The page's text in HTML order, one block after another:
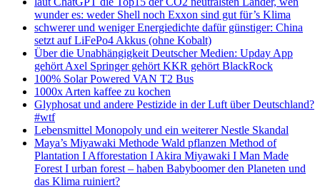
wunder es: weder Shell noch Exxon sind gut für’s Klima
schwerer und weniger Energiedichte dafür günstiger: China
setzt auf LiFePo4 Akkus (ohne Kobalt)
Über die Unabhängigkeit Deutscher Medien: Upday App
gehört Axel Springer gehört KKR gehört BlackRock
100% Solar Powered VAN T2 Bus
1000x Arten kaffee zu kochen
Glyphosat und andere Pestizide in der Luft über Deutschland?
#wtf
Lebensmittel Monopoly und ein weiterer Nestle Skandal
Maya’s Miyawaki Methode Wald pflanzen Method of
Plantation I Afforestation I Akira Miyawaki I Man Made
Forest I urban forest – haben Babyboomer den Planeten und
das Klima ruiniert?